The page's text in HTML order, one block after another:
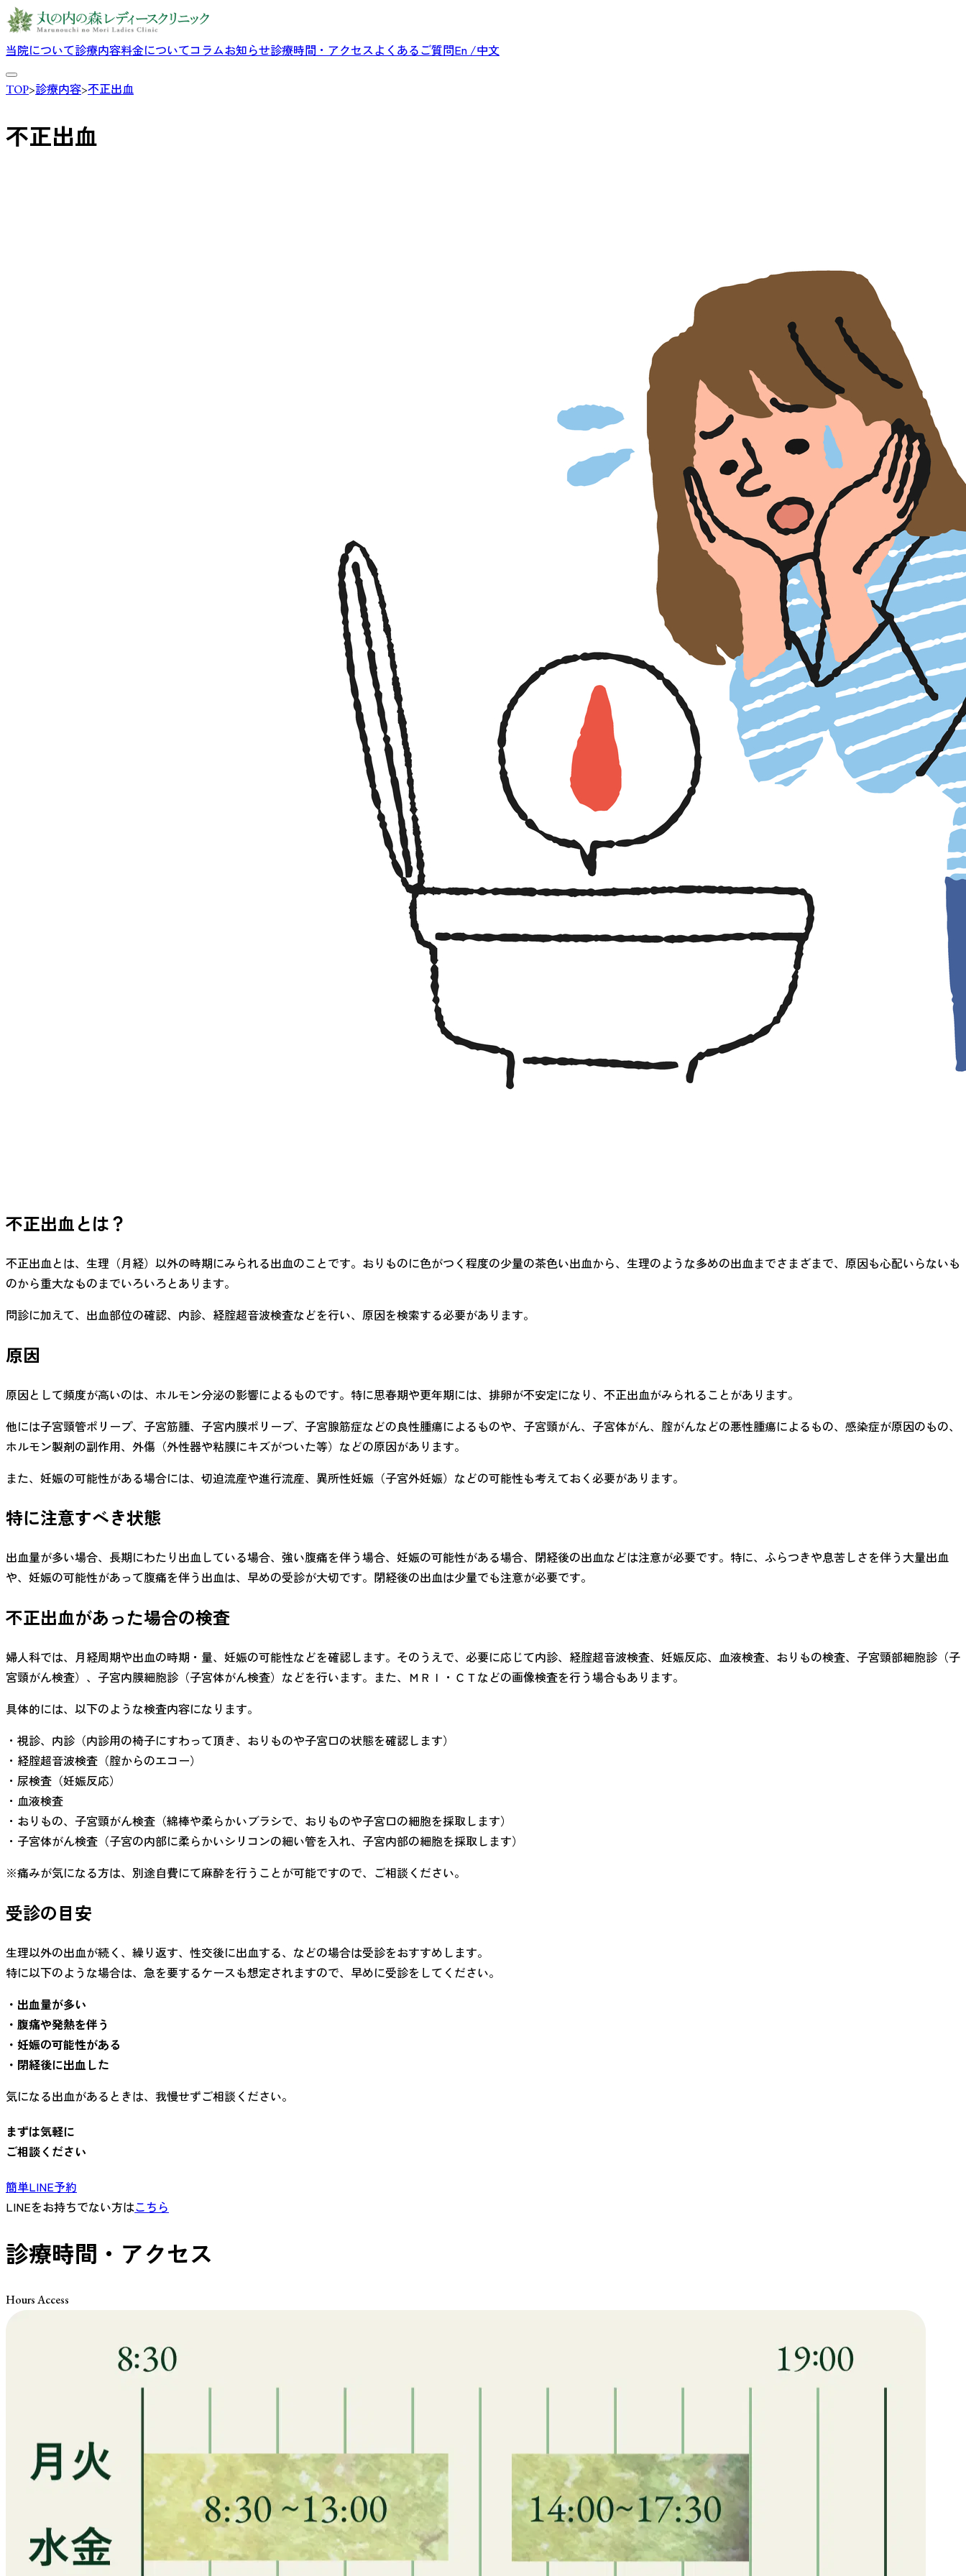
当院について診療内容料金についてコラムお知らせ診療時間・アクセスよくあるご質問En /中文
TOP>診療内容>不正出血
不正出血
不正出血とは？
不正出血とは、生理（月経）以外の時期にみられる出血のことです。おりものに色がつく程度の少量の茶色い出血から、生理のような多めの出血までさまざまで、原因も心配いらないも
のから重大なものまでいろいろとあります。
問診に加えて、出血部位の確認、内診、経腟超音波検査などを行い、原因を検索する必要があります。
原因
原因として頻度が高いのは、ホルモン分泌の影響によるものです。特に思春期や更年期には、排卵が不安定になり、不正出血がみられることがあります。
他には子宮頸管ポリープ、子宮筋腫、子宮内膜ポリープ、子宮腺筋症などの良性腫瘍によるものや、子宮頸がん、子宮体がん、腟がんなどの悪性腫瘍によるもの、感染症が原因のもの、
ホルモン製剤の副作用、外傷（外性器や粘膜にキズがついた等）などの原因があります。
また、妊娠の可能性がある場合には、切迫流産や進行流産、異所性妊娠（子宮外妊娠）などの可能性も考えておく必要があります。
特に注意すべき状態
出血量が多い場合、長期にわたり出血している場合、強い腹痛を伴う場合、妊娠の可能性がある場合、閉経後の出血などは注意が必要です。特に、ふらつきや息苦しさを伴う大量出血
や、妊娠の可能性があって腹痛を伴う出血は、早めの受診が大切です。閉経後の出血は少量でも注意が必要です。
不正出血があった場合の検査
婦人科では、月経周期や出血の時期・量、妊娠の可能性などを確認します。そのうえで、必要に応じて内診、経腟超音波検査、妊娠反応、血液検査、おりもの検査、子宮頸部細胞診（子
宮頸がん検査）、子宮内膜細胞診（子宮体がん検査）などを行います。また、ＭＲＩ・ＣＴなどの画像検査を行う場合もあります。
具体的には、以下のような検査内容になります。
・視診、内診（内診用の椅子にすわって頂き、おりものや子宮口の状態を確認します）
・経腟超音波検査（腟からのエコー）
・尿検査（妊娠反応）
・血液検査
・おりもの、子宮頸がん検査（綿棒や柔らかいブラシで、おりものや子宮口の細胞を採取します）
・子宮体がん検査（子宮の内部に柔らかいシリコンの細い管を入れ、子宮内部の細胞を採取します）
※痛みが気になる方は、別途自費にて麻酔を行うことが可能ですので、ご相談ください。
受診の目安
生理以外の出血が続く、繰り返す、性交後に出血する、などの場合は受診をおすすめします。
特に以下のような場合は、急を要するケースも想定されますので、早めに受診をしてください。
・出血量が多い
・腹痛や発熱を伴う
・妊娠の可能性がある
・閉経後に出血した
気になる出血があるときは、我慢せずご相談ください。
まずは気軽に
ご相談ください
簡単LINE予約
LINEをお持ちでない方はこちら
診療時間・アクセス
Hours Access